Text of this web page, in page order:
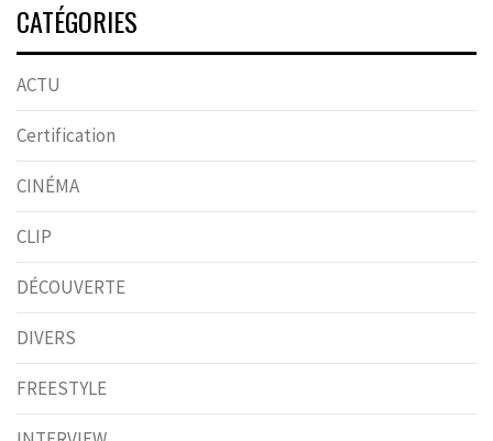
CATÉGORIES
ACTU
Certification
CINÉMA
CLIP
DÉCOUVERTE
DIVERS
FREESTYLE